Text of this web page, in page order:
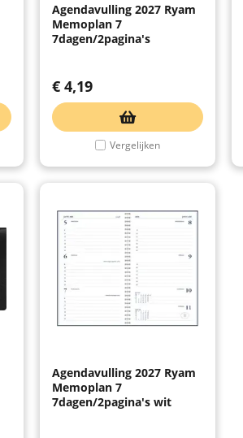
Agendavulling 2027 Ryam
Memoplan 7
7dagen/2pagina's
€ 4,19
Vergelijken
Agendavulling 2027 Ryam
Memoplan 7
7dagen/2pagina's wit